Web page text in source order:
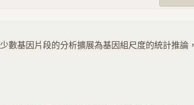
數基因片段的分析擴展為基因組尺度的統計推論，